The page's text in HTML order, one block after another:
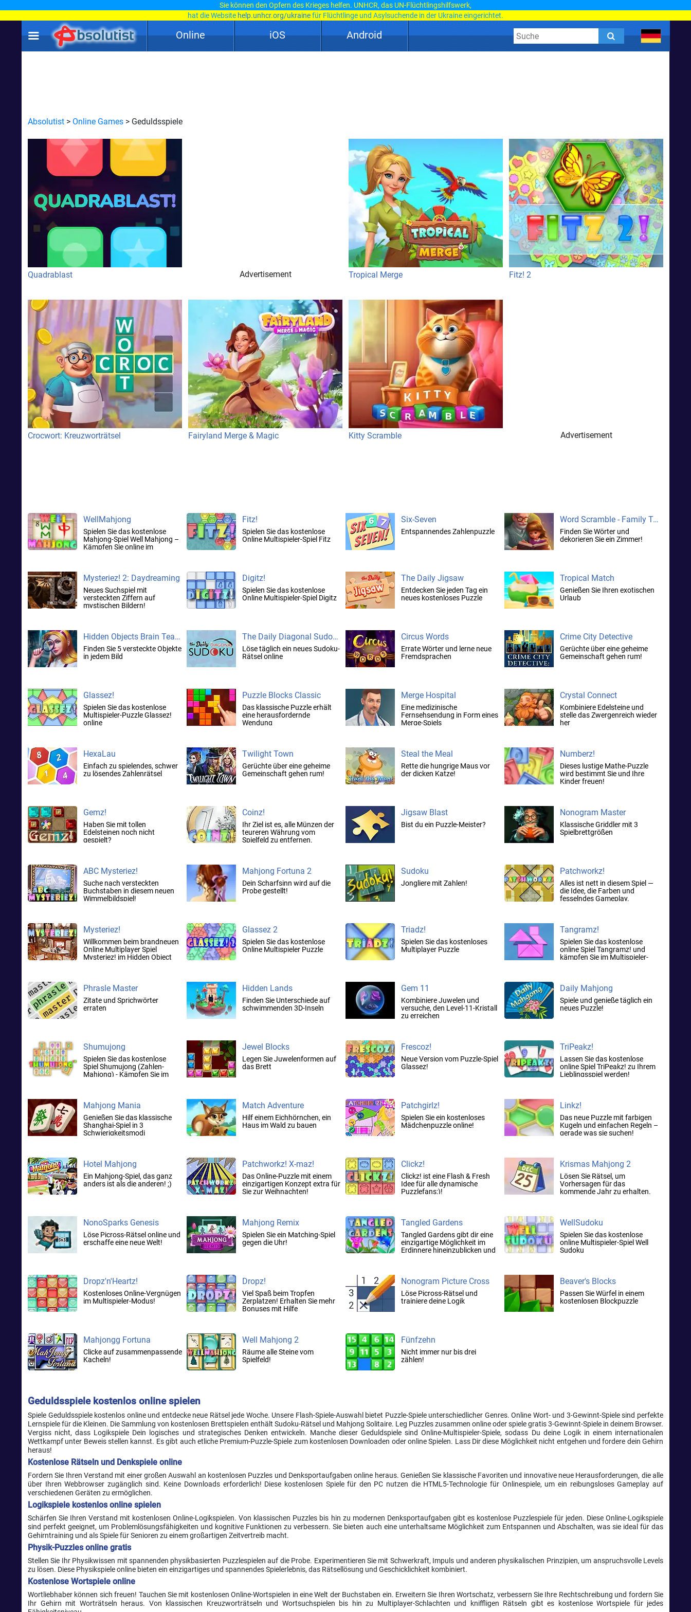
Sie können den Opfern des Krieges helfen. UNHCR, das UN-Flüchtlingshilfswerk,
hat die Website help.unhcr.org/ukrainefür Flüchtlinge und Asylsuchende in der Ukraine eingerichtet.
Online iOS Android
Absolutist > Online Games > Geduldsspiele
Quadrablast Advertisement Tropical Merge Fitz! 2
Crocwort: Kreuzworträtsel Fairyland Merge & Magic Kitty Scramble Advertisement
WellMahjong
Spielen Sie das kostenlose
Mahjong-Spiel Well Mahjong –
Kämpfen Sie online im
Fitz!
Spielen Sie das kostenlose
Online Multispieler-Spiel Fitz
Six-Seven
Entspannendes Zahlenpuzzle
Word Scramble - Family Tales
Finden Sie Wörter und
dekorieren Sie ein Zimmer!
Mysteriez! 2: Daydreaming
Neues Suchspiel mit
versteckten Ziffern auf
mystischen Bildern!
Digitz!
Spielen Sie das kostenlose
Online Multispieler-Spiel Digitz
The Daily Jigsaw
Entdecken Sie jeden Tag ein
neues kostenloses Puzzle
Tropical Match
Genießen Sie Ihren exotischen
Urlaub
Hidden Objects Brain Teaser
Finden Sie 5 versteckte Objekte
in jedem Bild
The Daily Diagonal Sudoku
Löse täglich ein neues Sudoku-
Rätsel online
Circus Words
Errate Wörter und lerne neue
Fremdsprachen
Crime City Detective
Gerüchte über eine geheime
Gemeinschaft gehen rum!
Glassez!
Spielen Sie das kostenlose
Multispieler-Puzzle Glassez!
online
Puzzle Blocks Classic
Das klassische Puzzle erhält
eine herausfordernde
Wendung
Merge Hospital
Eine medizinische
Fernsehsendung in Form eines
Merge-Spiels
Crystal Connect
Kombiniere Edelsteine ​​und
stelle das Zwergenreich wieder
her
HexaLau
Einfach zu spielendes, schwer
zu lösendes Zahlenrätsel
Twilight Town
Gerüchte über eine geheime
Gemeinschaft gehen rum!
Steal the Meal
Rette die hungrige Maus vor
der dicken Katze!
Numberz!
Dieses lustige Mathe-Puzzle
wird bestimmt Sie und Ihre
Kinder freuen!
Gemz!
Haben Sie mit tollen
Edelsteinen noch nicht
gespielt?
Coinz!
Ihr Ziel ist es, alle Münzen der
teureren Währung vom
Spielfeld zu entfernen.
Jigsaw Blast
Bist du ein Puzzle-Meister?
Nonogram Master
Klassische Griddler mit 3
Spielbrettgrößen
ABC Mysteriez!
Suche nach versteckten
Buchstaben in diesem neuen
Wimmelbildspiel!
Mahjong Fortuna 2
Dein Scharfsinn wird auf die
Probe gestellt!
Sudoku
Jongliere mit Zahlen!
Patchworkz!
Alles ist nett in diesem Spiel —
die Idee, die Farben und
fesselndes Gameplay.
Mysteriez!
Willkommen beim brandneuen
Online Multiplayer Spiel
Mysteriez! im Hidden Object
Glassez 2
Spielen Sie das kostenlose
Online Multispieler Puzzle
Triadz!
Spielen Sie das kostenloses
Multiplayer Puzzle
Tangramz!
Spielen Sie das kostenlose
online Spiel Tangramz! und
kämpfen Sie im Multispieler-
Phrasle Master
Zitate und Sprichwörter
erraten
Hidden Lands
Finden Sie Unterschiede auf
schwimmenden 3D-Inseln
Gem 11
Kombiniere Juwelen und
versuche, den Level-11-Kristall
zu erreichen
Daily Mahjong
Spiele und genieße täglich ein
neues Puzzle!
Shumujong
Spielen Sie das kostenlose
Spiel Shumujong (Zahlen-
Mahjong) - Kämpfen Sie im
Jewel Blocks
Legen Sie Juwelenformen auf
das Brett
Frescoz!
Neue Version vom Puzzle-Spiel
Glassez!
TriPeakz!
Lassen Sie das kostenlose
online Spiel TriPeakz! zu Ihrem
Lieblingsspiel werden!
Mahjong Mania
Genießen Sie das klassische
Shanghai-Spiel in 3
Schwierigkeitsmodi
Match Adventure
Hilf einem Eichhörnchen, ein
Haus im Wald zu bauen
Patchgirlz!
Spielen Sie ein kostenloses
Mädchenpuzzle online!
Linkz!
Das neue Puzzle mit farbigen
Kugeln und einfachen Regeln –
gerade was sie suchen!
Hotel Mahjong
Ein Mahjong-Spiel, das ganz
anders ist als die anderen! ;)
Patchworkz! X-maz!
Das Online-Puzzle mit einem
einzigartigen Konzept extra für
Sie zur Weihnachten!
Clickz!
Clickz! ist eine Flash & Fresh
Idee für alle dynamische
Puzzlefans;)!
Krismas Mahjong 2
Lösen Sie Rätsel, um
Vorhersagen für das
kommende Jahr zu erhalten.
NonoSparks Genesis
Löse Picross-Rätsel online und
erschaffe eine neue Welt!
Mahjong Remix
Spielen Sie ein Matching-Spiel
gegen die Uhr!
Tangled Gardens
Tangled Gardens gibt dir eine
einzigartige Möglichkeit im
Erdinnere hineinzublicken und
WellSudoku
Spielen Sie das kostenlose
online Multispieler-Spiel Well
Sudoku
Dropz'n'Heartz!
Kostenloses Online-Vergnügen
im Multispieler-Modus!
Dropz!
Viel Spaß beim Tropfen
Zerplatzen! Erhalten Sie mehr
Bonuses mit Hilfe
Nonogram Picture Cross
Löse Picross-Rätsel und
trainiere deine Logik
Beaver's Blocks
Passen Sie Würfel in einem
kostenlosen Blockpuzzle
Mahjongg Fortuna
Clicke auf zusammenpassende
Kacheln!
Well Mahjong 2
Räume alle Steine vom
Spielfeld!
Fünfzehn
Nicht immer nur bis drei
zählen!
Geduldsspiele kostenlos online spielen
Spiele Geduldsspiele kostenlos online und entdecke neue Rätsel jede Woche. Unsere Flash-Spiele-Auswahl bietet Puzzle-Spiele unterschiedlicher Genres. Online Wort- und 3-Gewinnt-Spiele sind perfekte
Lernspiele für die Kleinen. Die Sammlung von kostenlosen Brettspielen enthält Sudoku-Rätsel und Mahjong Solitaire. Leg Puzzles zusammen online oder spiele gratis 3-Gewinnt-Spiele in deinem Browser.
Vergiss nicht, dass Logikspiele Dein logisches und strategisches Denken entwickeln. Manche dieser Geduldspiele sind Online-Multispieler-Spiele, sodass Du deine Logik in einem internationalen
Wettkampf unter Beweis stellen kannst. Es gibt auch etliche Premium-Puzzle-Spiele zum kostenlosen Downloaden oder online Spielen. Lass Dir diese Möglichkeit nicht entgehen und fordere dein Gehirn
heraus!
Kostenlose Rätseln und Denkspiele online
Fordern Sie Ihren Verstand mit einer großen Auswahl an kostenlosen Puzzles und Denksportaufgaben online heraus. Genießen Sie klassische Favoriten und innovative neue Herausforderungen, die alle
über Ihren Webbrowser zugänglich sind. Keine Downloads erforderlich! Diese kostenlosen Spiele für den PC nutzen die HTML5-Technologie für Onlinespiele, um ein reibungsloses Gameplay auf
verschiedenen Geräten zu ermöglichen.
Logikspiele kostenlos online spielen
Schärfen Sie Ihren Verstand mit kostenlosen Online-Logikspielen. Von klassischen Puzzles bis hin zu modernen Denksportaufgaben gibt es kostenlose Puzzlespiele für jeden. Diese Online-Logikspiele
sind perfekt geeignet, um Problemlösungsfähigkeiten und kognitive Funktionen zu verbessern. Sie bieten auch eine unterhaltsame Möglichkeit zum Entspannen und Abschalten, was sie ideal für das
Gehirntraining und als Spiele für Senioren zu einem großartigen Zeitvertreib macht.
Physik-Puzzles online gratis
Stellen Sie Ihr Physikwissen mit spannenden physikbasierten Puzzlespielen auf die Probe. Experimentieren Sie mit Schwerkraft, Impuls und anderen physikalischen Prinzipien, um anspruchsvolle Levels
zu lösen. Diese Physikspiele online bieten ein einzigartiges und spannendes Spielerlebnis, das Rätsellösung und Geschicklichkeit kombiniert.
Kostenlose Wortspiele online
Wortliebhaber können sich freuen! Tauchen Sie mit kostenlosen Online-Wortspielen in eine Welt der Buchstaben ein. Erweitern Sie Ihren Wortschatz, verbessern Sie Ihre Rechtschreibung und fordern Sie
Ihr Gehirn mit Worträtseln heraus. Von klassischen Kreuzworträtseln und Wortsuchspielen bis hin zu Multiplayer-Schlachten und kniffligen Rätseln gibt es kostenlose Wortspiele für jedes